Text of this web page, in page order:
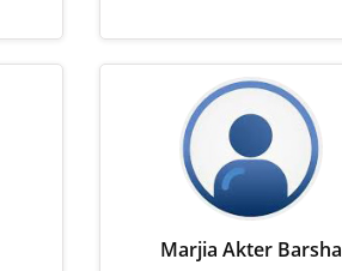
Marjia Akter Barsha